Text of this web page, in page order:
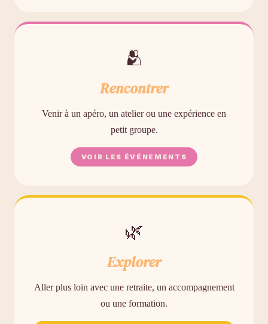
🫂
Rencontrer
Venir à un apéro, un atelier ou une expérience en
petit groupe.
VOIR LES ÉVÉNEMENTS
🌿
Explorer
Aller plus loin avec une retraite, un accompagnement
ou une formation.